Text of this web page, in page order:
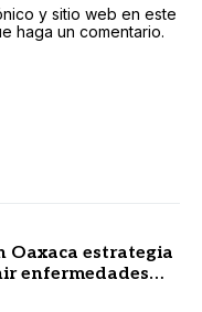
y sitio web en este
haga un comentario.
Oaxaca estrategia
enfermedades